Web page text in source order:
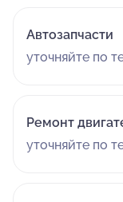
Автозапчасти
уточняйте по
Ремонт
уточняйте по